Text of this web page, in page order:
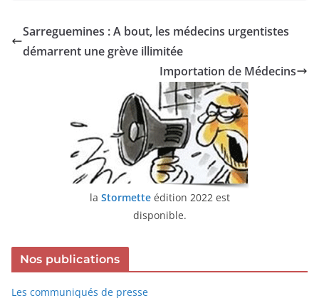
Sarreguemines : A bout, les médecins urgentistes
démarrent une grève illimitée
Importation de Médecins
la Stormetteédition 2022 est
disponible.
Nos publications
Les communiqués de presse